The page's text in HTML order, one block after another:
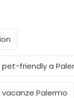
friendly a
Palermo